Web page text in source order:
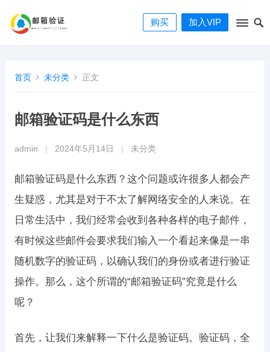
购买 加入VIP
首页 未分类 正文
邮箱验证码是什么东西
admin 2024年5月14日 未分类
邮箱验证码是什么东西？这个问题或许很多人都会产
生疑惑，尤其是对于不太了解网络安全的人来说。在
日常生活中，我们经常会收到各种各样的电子邮件，
有时候这些邮件会要求我们输入一个看起来像是一串
随机数字的验证码，以确认我们的身份或者进行验证
操作。那么，这个所谓的“邮箱验证码”究竟是什么
呢？
首先，让我们来解释一下什么是验证码。验证码，全